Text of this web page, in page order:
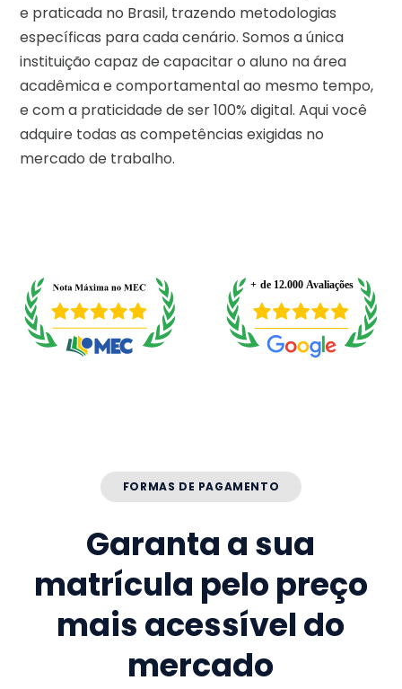
e praticada no Brasil, trazendo metodologias
específicas para cada cenário. Somos a única
instituição capaz de capacitar o aluno na área
acadêmica e comportamental ao mesmo tempo,
e com a praticidade de ser 100% digital. Aqui você
adquire todas as competências exigidas no
mercado de trabalho.
FORMAS DE PAGAMENTO
Garanta a sua
matrícula pelo preço
mais acessível do
mercado